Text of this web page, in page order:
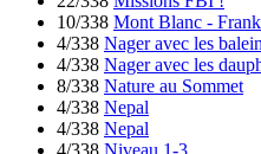
10/338 Mont Blanc -
4/338 Nager avec les
4/338 Nager avec les
8/338 Nature au Sommet
4/338 Nepal
4/338 Nepal
4/338 Niveau 1-3